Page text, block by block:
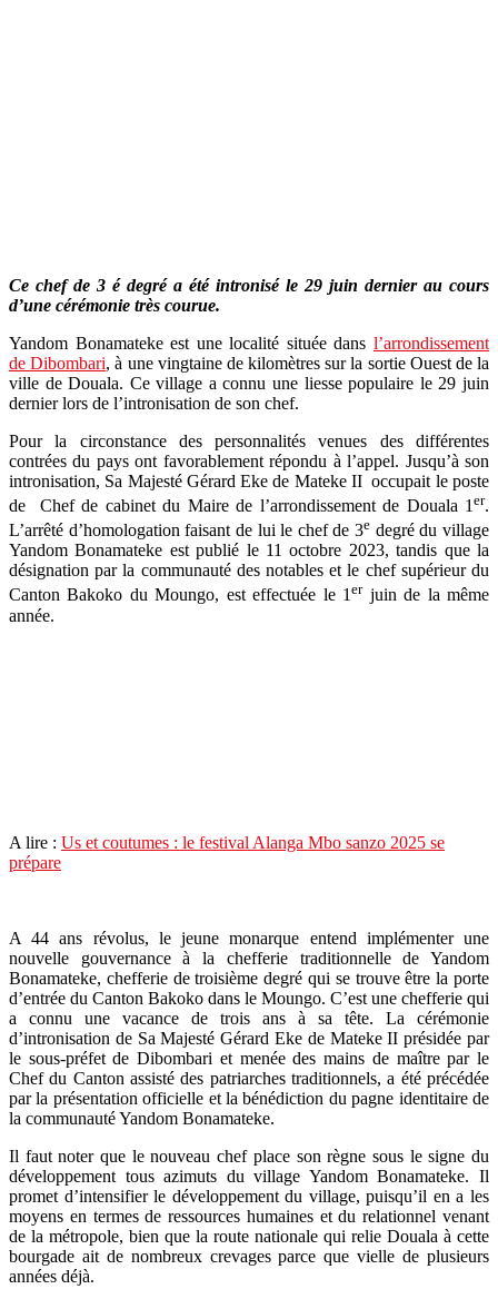
Ce chef de 3 é degré a été intronisé le 29 juin dernier au cours
d’une cérémonie très courue.
Yandom Bonamateke est une localité située dans l’arrondissement
de Dibombari, à une vingtaine de kilomètres sur la sortie Ouest de la
ville de Douala. Ce village a connu une liesse populaire le 29 juin
dernier lors de l’intronisation de son chef.
Pour la circonstance des personnalités venues des différentes
contrées du pays ont favorablement répondu à l’appel. Jusqu’à son
intronisation, Sa Majesté Gérard Eke de Mateke II occupait le poste
de Chef de cabinet du Maire de l’arrondissement de Douala 1 er.
L’arrêté d’homologation faisant de lui le chef de 3e degré du village
Yandom Bonamateke est publié le 11 octobre 2023, tandis que la
désignation par la communauté des notables et le chef supérieur du
Canton Bakoko du Moungo, est effectuée le 1erjuin de la même
année.
A lire : Us et coutumes : le festival Alanga Mbo sanzo 2025 se
prépare
A 44 ans révolus, le jeune monarque entend implémenter une
nouvelle gouvernance à la chefferie traditionnelle de Yandom
Bonamateke, chefferie de troisième degré qui se trouve être la porte
d’entrée du Canton Bakoko dans le Moungo. C’est une chefferie qui
a connu une vacance de trois ans à sa tête. La cérémonie
d’intronisation de Sa Majesté Gérard Eke de Mateke II présidée par
le sous-préfet de Dibombari et menée des mains de maître par le
Chef du Canton assisté des patriarches traditionnels, a été précédée
par la présentation officielle et la bénédiction du pagne identitaire de
la communauté Yandom Bonamateke.
Il faut noter que le nouveau chef place son règne sous le signe du
développement tous azimuts du village Yandom Bonamateke. Il
promet d’intensifier le développement du village, puisqu’il en a les
moyens en termes de ressources humaines et du relationnel venant
de la métropole, bien que la route nationale qui relie Douala à cette
bourgade ait de nombreux crevages parce que vielle de plusieurs
années déjà.